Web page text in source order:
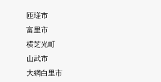
匝瑳市
富里市
横芝光町
山武市
大網白里市